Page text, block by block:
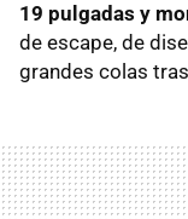
19 pulgadas y
de escape, de
grandes colas